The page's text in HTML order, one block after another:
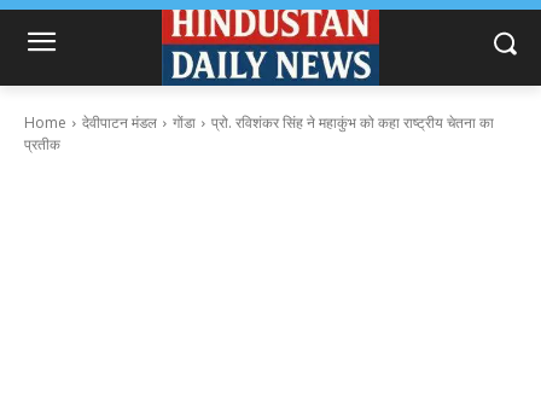
Home देवीपाटन मंडल गोंडा
प्रो. रविशंकर सिंह ने महाकुंभ को कहा राष्ट्रीय चेतना का
प्रतीक